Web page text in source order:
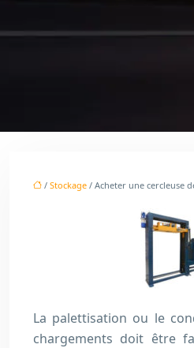
/ Stockage / Acheter une cercleuse
La palettisation ou le
chargements doit être